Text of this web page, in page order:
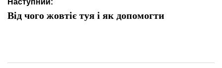
Від чого жовтіє туя і як допомогти